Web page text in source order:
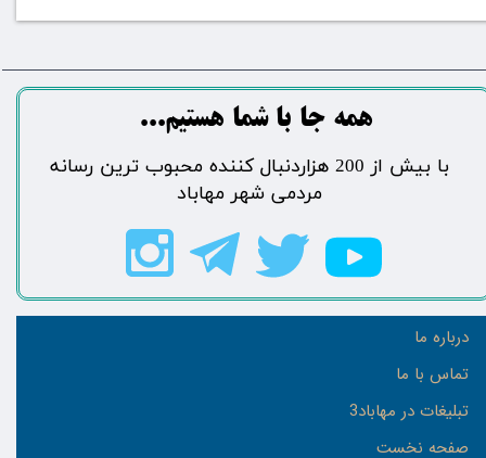
درباره ما
تماس با ما
تبلیغات در مهاباد3
صفحه نخست
​​​همه جا با شما هستیم...​​​​​​​​​​​​​​
​با بیش از 200 هزاردنبال کننده محبوب ترین رسانه
مردمی شهر مهاباد​​​​​​​​​​​​​​